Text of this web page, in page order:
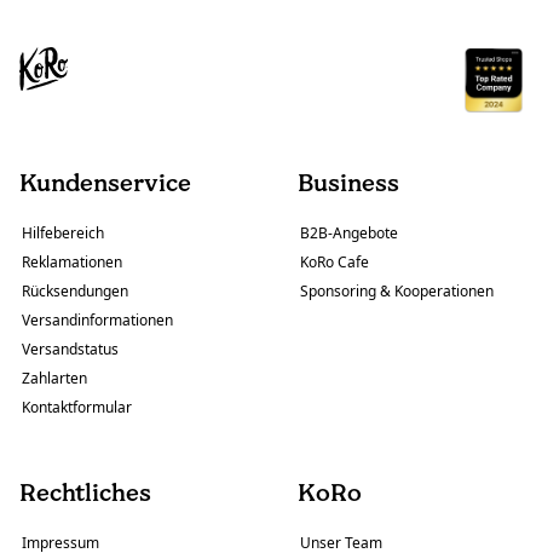
Kundenservice
Hilfebereich
Reklamationen
Rücksendungen
Versandinformationen
Versandstatus
Zahlarten
Kontaktformular
Business
B2B-Angebote
KoRo Cafe
Sponsoring & Kooperationen
Rechtliches
Impressum
KoRo
Unser Team